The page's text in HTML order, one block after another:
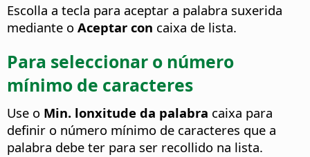
Escolla a tecla para aceptar a palabra suxerida
mediante o Aceptar con caixa de lista.
Para seleccionar o número
mínimo de caracteres
Use o Min. lonxitude da palabra caixa para
definir o número mínimo de caracteres que a
palabra debe ter para ser recollido na lista.